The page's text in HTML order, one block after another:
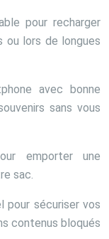
pour recharger
ou lors de longues
avec bonne
sans vous
emporter une
sac.
pour sécuriser vos
contenus bloqués